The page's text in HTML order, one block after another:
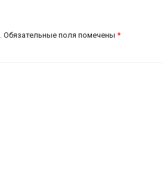
Обязательные поля помечены *